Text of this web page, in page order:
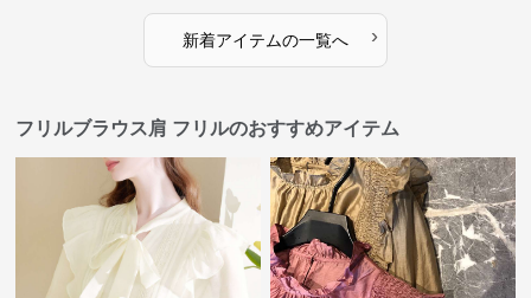
新着アイテムの一覧へ ›
フリルブラウス肩 フリルのおすすめアイテム